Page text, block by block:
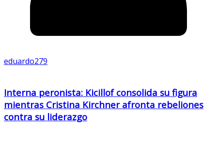
eduardo279
Interna peronista: Kicillof consolida su figura
mientras Cristina Kirchner afronta rebeliones
contra su liderazgo